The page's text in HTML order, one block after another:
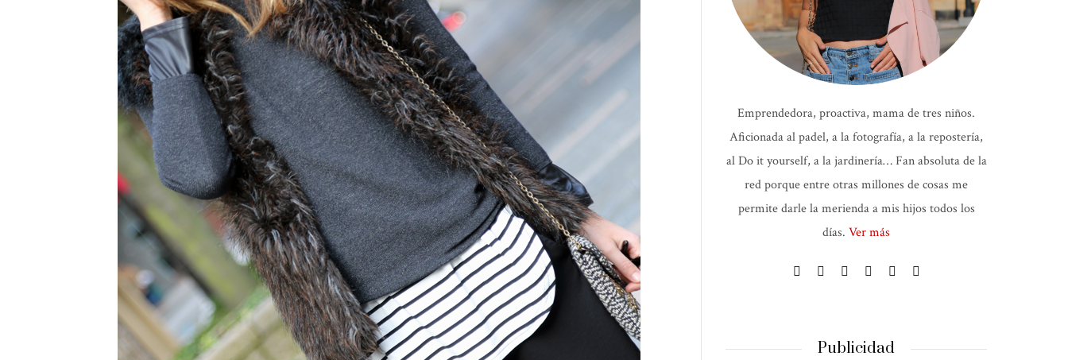
Emprendedora, proactiva, mama de tres niños.
Aficionada al padel, a la fotografía, a la repostería,
al Do it yourself, a la jardinería… Fan absoluta de la
red porque entre otras millones de cosas me
permite darle la merienda a mis hijos todos los
días. Ver más
Publicidad